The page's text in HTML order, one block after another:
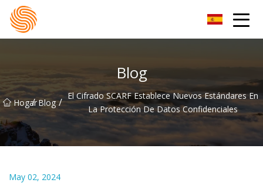
Blog
Hogar
/ Blog / El Cifrado SCARF Establece Nuevos Estándares En
La Protección De Datos Confidenciales
May 02, 2024